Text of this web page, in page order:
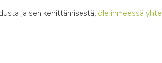
ja sen kehittämisestä, ole ihmeessä